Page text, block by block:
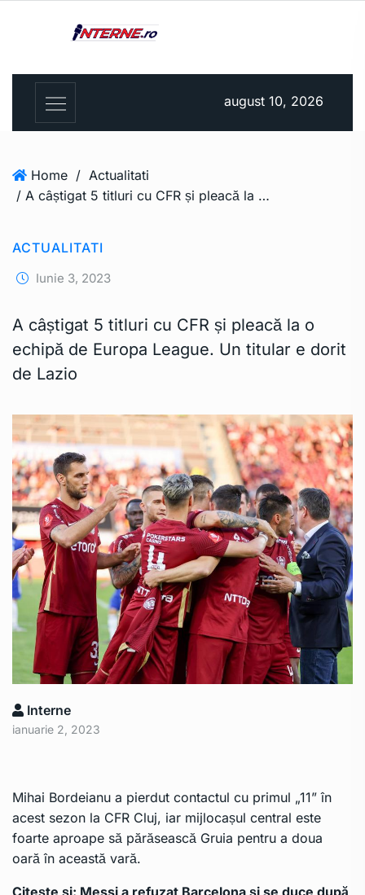
august 10, 2026
Home / Actualitati
/ A câștigat 5 titluri cu CFR și pleacă la o echipă de Europa League. Un titular e dorit de Lazio
ACTUALITATI
Iunie 3, 2023
A câștigat 5 titluri cu CFR și pleacă la o
echipă de Europa League. Un titular e dorit
de Lazio
Interne
ianuarie 2, 2023
Mihai Bordeianu a pierdut contactul cu primul „11” în
acest sezon la CFR Cluj, iar mijlocașul central este
foarte aproape să părăsească Gruia pentru a doua
oară în această vară.
Citește și: Messi a refuzat Barcelona și se duce după